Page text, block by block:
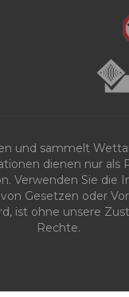
und sammelt
dienen nur
Verwenden Sie die
Gesetzen oder
ist ohne unsere
Rechte.